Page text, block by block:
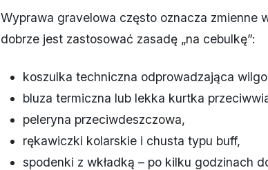
Wyprawa gravelowa często oznacza zmienne
dobrze jest zastosować zasadę „na cebulkę”:
koszulka techniczna odprowadzająca
bluza termiczna lub lekka kurtka
peleryna przeciwdeszczowa,
rękawiczki kolarskie i chusta typu buff,
spodenki z wkładką – po kilku godzinach